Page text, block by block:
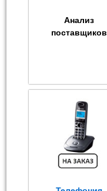
Анализ
поставщиков